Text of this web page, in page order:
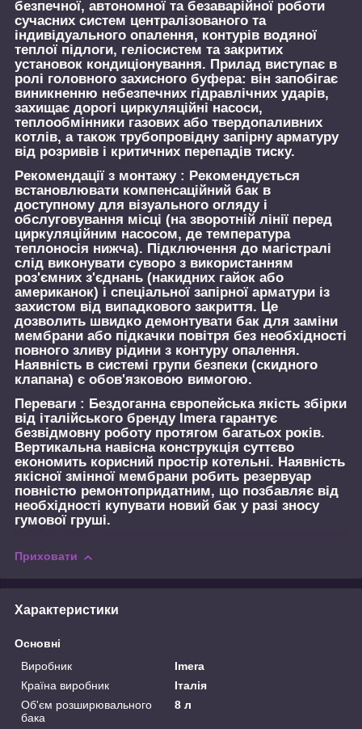
безпечної, автономної та безаварійної роботи
сучасних систем централізованого та
індивідуального опалення, контурів водяної
теплої підлоги, геліосистем та закритих
установок кондиціонування. Прилад виступає в
ролі головного захисного буфера: він запобігає
виникненню небезпечних гідравлічних ударів,
захищає дорогі циркуляційні насоси,
теплообмінники газових або твердопаливних
котлів, а також трубопровідну запірну арматуру
від розривів і критичних перепадів тиску.
Рекомендації з монтажу : Рекомендується
встановлювати компенсаційний бак в
доступному для візуального огляду і
обслуговування місці (на зворотній лінії перед
циркуляційним насосом, де температура
теплоносія нижча). Підключення до магістралі
слід виконувати суворо з використанням
роз'ємних з'єднань (накидних гайок або
американок) і спеціальної запірної арматури із
захистом від випадкового закриття. Це
дозволить швидко демонтувати бак для заміни
мембрани або підкачки повітря без необхідності
повного зливу рідини з контуру опалення.
Наявність в системі групи безпеки (скидного
клапана) є обов'язковою вимогою.
Переваги : Бездоганна європейська якість збірки
від італійського бренду Imera гарантує
безвідмовну роботу протягом багатьох років.
Вертикальна навісна конструкція суттєво
економить корисний простір котельні. Наявність
якісної змінної мембрани робить резервуар
повністю ремонтопридатним, що позбавляє від
необхідності купувати новий бак у разі зносу
гумової груші.
Приховати
Характеристики
Основні
Виробник
Imera
Країна виробник
Італія
Об'єм розширювального
бака
8 л